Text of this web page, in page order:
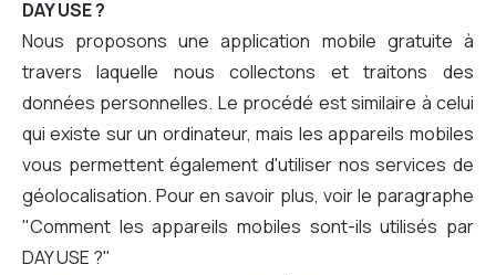
DAY USE ?
Nous proposons une application mobile gratuite à
travers laquelle nous collectons et traitons des
données personnelles. Le procédé est similaire à celui
qui existe sur un ordinateur, mais les appareils mobiles
vous permettent également d'utiliser nos services de
géolocalisation. Pour en savoir plus, voir le paragraphe
"Comment les appareils mobiles sont-ils utilisés par
DAY USE ?"